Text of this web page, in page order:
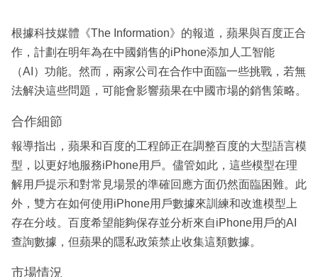
區
根據科技媒體《The Information》的報道，蘋果與百度正合
作，計劃在明年為在中國銷售的iPhone添加人工智能
（AI）功能。然而，兩家公司在合作中面臨一些挑戰，若無
法解決這些問題，可能會影響蘋果在中國市場的銷售策略。
合作細節
報導指出，蘋果和百度的工程師正在調整百度的大型語言模
型，以更好地服務iPhone用戶。儘管如此，這些模型在理
解用戶提示和對常見場景的準確回應方面仍然面臨困難。此
外，雙方在如何使用iPhone用戶數據來訓練和改進模型上
存在分歧。百度希望能夠保存並分析來自iPhone用戶的AI
查詢數據，但蘋果的隱私政策禁止收集這類數據。
市場情況